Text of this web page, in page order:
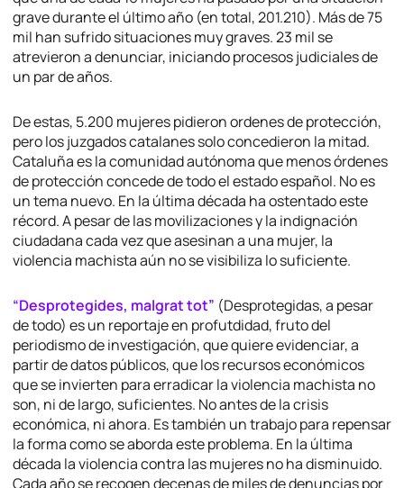
grave durante el último año (en total, 201.210). Más de 75
mil han sufrido situaciones muy graves. 23 mil se
atrevieron a denunciar, iniciando procesos judiciales de
un par de años.
De estas, 5.200 mujeres pidieron ordenes de protección,
pero los juzgados catalanes solo concedieron la mitad.
Cataluña es la comunidad autónoma que menos órdenes
de protección concede de todo el estado español. No es
un tema nuevo. En la última década ha ostentado este
récord. A pesar de las movilizaciones y la indignación
ciudadana cada vez que asesinan a una mujer, la
violencia machista aún no se visibiliza lo suficiente.
“Desprotegides, malgrat tot” (Desprotegidas, a pesar
de todo) es un reportaje en profutdidad, fruto del
periodismo de investigación, que quiere evidenciar, a
partir de datos públicos, que los recursos económicos
que se invierten para erradicar la violencia machista no
son, ni de largo, suficientes. No antes de la crisis
económica, ni ahora. Es también un trabajo para repensar
la forma como se aborda este problema. En la última
década la violencia contra las mujeres no ha disminuido.
Cada año se recogen decenas de miles de denuncias por